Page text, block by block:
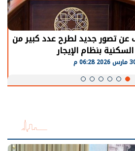
عن تصور جديد لطرح عدد كبير من
بنظام الإيجار